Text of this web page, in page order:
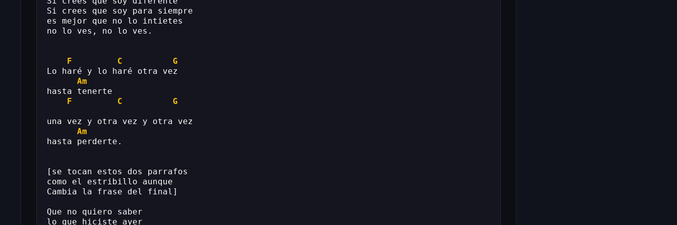
Si crees que soy para siempre
es mejor que no lo intietes
no lo ves, no lo ves.
F C
G
Lo haré y lo haré otra vez
Am
hasta tenerte
F
C G
una vez y otra vez y otra vez
Am
hasta perderte.
[se tocan estos dos parrafos
como el estribillo aunque
Cambia la frase del final]
Que no quiero saber
lo que hiciste ayer